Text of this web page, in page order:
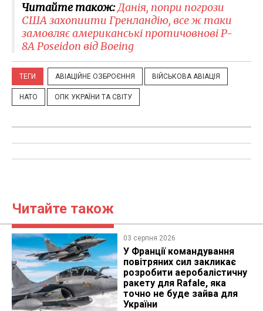
Читайте також:Данія, попри погрози
США захопиити Гренландію, все ж таки
замовляє американські протичовнові ​P-
8A Poseidon від Boeing
ТЕГИ АВІАЦІЙНЕ ОЗБРОЄННЯ ВІЙСЬКОВА АВІАЦІЯ
НАТО ОПК УКРАЇНИ ТА СВІТУ
Читайте також
03 серпня 2026
У Франції командування
повітряних сил закликає
розробити аеробалістичну
ракету для Rafale, яка
точно не буде зайва для
України